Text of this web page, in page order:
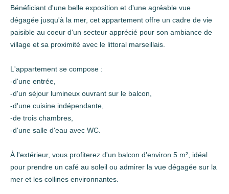
Bénéficiant d'une belle exposition et d'une agréable vue
dégagée jusqu'à la mer, cet appartement offre un cadre de vie
paisible au coeur d'un secteur apprécié pour son ambiance de
village et sa proximité avec le littoral marseillais.
L'appartement se compose :
-d'une entrée,
-d'un séjour lumineux ouvrant sur le balcon,
-d'une cuisine indépendante,
-de trois chambres,
-d'une salle d'eau avec WC.
À l'extérieur, vous profiterez d'un balcon d'environ 5 m², idéal
pour prendre un café au soleil ou admirer la vue dégagée sur la
mer et les collines environnantes.